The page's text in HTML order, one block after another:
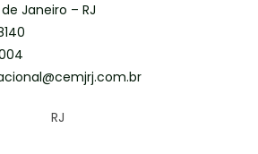
Janeiro – RJ
RJ